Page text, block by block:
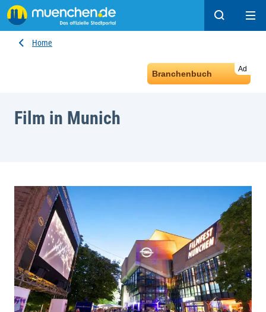
Search
Home
Ad
Branchenbuch
Film in Munich